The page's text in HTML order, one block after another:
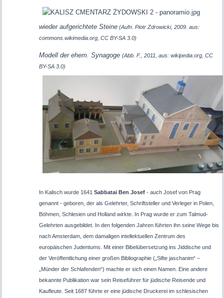
wieder aufgerichtete Steine(Aufn. Piotr Zdrowicki, 2009. aus:
commons.wikimedia.org, CC BY-SA 3.0)
Modell der ehem. Synagoge (Abb. F., 2011, aus: wikipedia.org, CC
BY-SA 3.0)
In Kalisch wurde 1641 Sabbatai Ben Josef- auch Josef von Prag
genannt - geboren, der als Gelehrter, Schriftsteller und Verleger in Polen,
Böhmen, Schlesien und Holland wirkte. In Prag wurde er zum Talmud-
Gelehrten ausgebildet. In den folgenden Jahren führten ihn seine Wege bis
nach Amsterdam, dem damaligen intellektuellen Zentrum des
europäischen Judentums. Mit einer Bibelübersetzung ins Jiddische und
der Veröffentlichung einer großen Bibliographie („Sifte jaschanim“ –
„Münder der Schlafenden“) machte er sich einen Namen. Eine andere
bekannte Publikation war sein Reiseführer für jüdische Reisende und
Kaufleute. Seit 1687 führte er eine jüdische Druckerei im schlesischen